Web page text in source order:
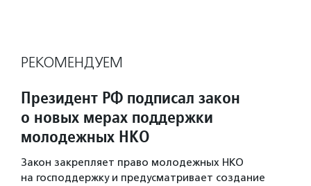
РЕКОМЕНДУЕМ
Президент РФ подписал закон
о новых мерах поддержки
молодежных НКО
Закон закрепляет право молодежных НКО
на господдержку и предусматривает создание